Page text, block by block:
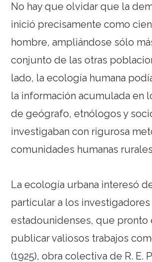
No hay que olvidar que la
inició precisamente como
hombre, ampliándose sólo
conjunto de las otras
lado, la ecología humana
la información acumulada en
de geógrafo, etnólogos y
investigaban con rigurosa
comunidades humanas
La ecología urbana interesó
particular a los investigadores
estadounidenses, que pronto
publicar valiosos trabajos
(1925), obra colectiva de R. E.